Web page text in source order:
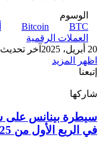
الوسوم
Bitcoin
BTC
العملات الرقمية
20 أبريل، 2025
آخر تحديث: 20 أبريل،
اظهر المزيد
إتبعنا
شاركها
سيطرة
بينانس
على
في الربع الأول من 2025